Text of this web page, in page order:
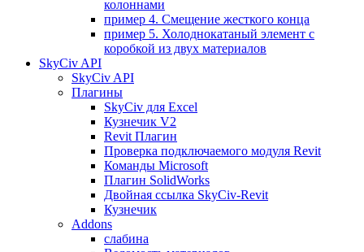
колоннами
пример 4. Смещение жесткого конца
пример 5. Холоднокатаный элемент с
коробкой из двух материалов
SkyCiv API
SkyCiv API
Плагины
SkyCiv для Excel
Кузнечик V2
Revit Плагин
Проверка подключаемого модуля Revit
Команды Microsoft
Плагин SolidWorks
Двойная ссылка SkyCiv-Revit
Кузнечик
Addons
слабина